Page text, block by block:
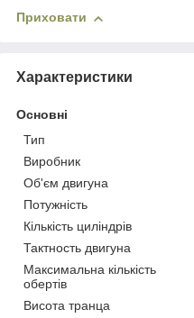
Приховати
Характеристики
Основні
Тип
Виробник
Об'єм двигуна
Потужність
Кількість циліндрів
Тактность двигуна
Максимальна кількість
обертів
Висота транца